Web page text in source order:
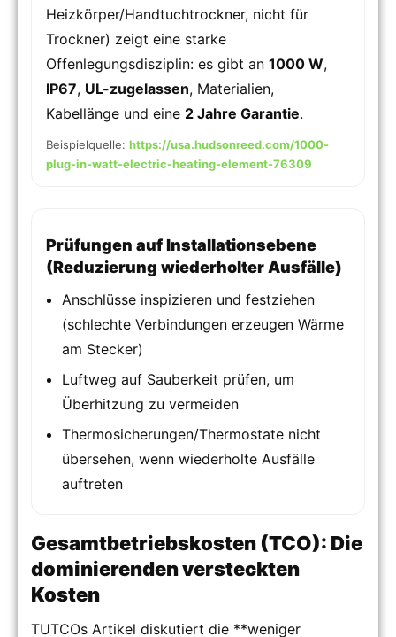
Heizkörper/Handtuchtrockner, nicht für
Trockner) zeigt eine starke
Offenlegungsdisziplin: es gibt an 1000 W,
IP67, UL-zugelassen, Materialien,
Kabellänge und eine 2 Jahre Garantie.
Beispielquelle: https://usa.hudsonreed.com/1000-
plug-in-watt-electric-heating-element-76309
Prüfungen auf Installationsebene
(Reduzierung wiederholter Ausfälle)
Anschlüsse inspizieren und festziehen
(schlechte Verbindungen erzeugen Wärme
am Stecker)
Luftweg auf Sauberkeit prüfen, um
Überhitzung zu vermeiden
Thermosicherungen/Thermostate nicht
übersehen, wenn wiederholte Ausfälle
auftreten
Gesamtbetriebskosten (TCO): Die
dominierenden versteckten
Kosten
TUTCOs Artikel diskutiert die **weniger